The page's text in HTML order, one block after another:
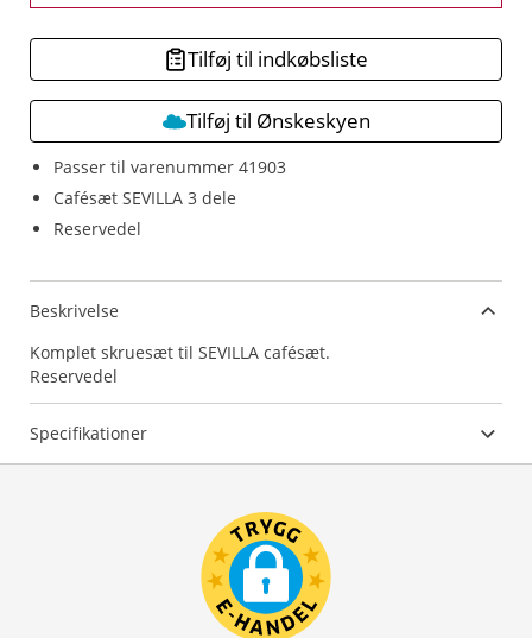
Passer til varenummer 41903
Cafésæt SEVILLA 3 dele
Reservedel
Tilføj til indkøbsliste
Tilføj til Ønskeskyen
Beskrivelse
Komplet skruesæt til SEVILLA cafésæt.
Reservedel
Specifikationer